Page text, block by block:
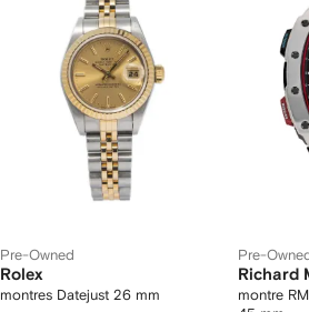
Pre-Owned
Rolex
montres Datejust 26 mm
Pre-
Richard
montre